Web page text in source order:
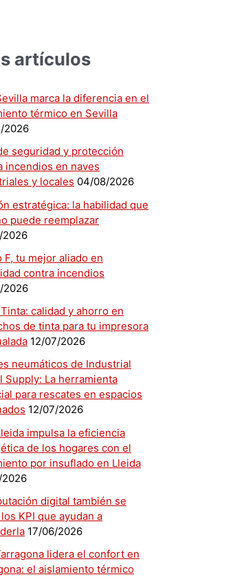
medio ambiente
artículos
marca la diferencia en el
térmico en Sevilla
2026
seguridad y protección
incendios en naves
y locales 04/08/2026
estratégica: la habilidad que
puede reemplazar
2026
F, tu mejor aliado en
contra incendios
2026
calidad y ahorro en
de tinta para tu impresora
12/07/2026
neumáticos de Industrial
Supply: La herramienta
para rescates en espacios
12/07/2026
impulsa la eficiencia
de los hogares con el
por insuflado en Lleida
2026
digital también se
KPI que ayudan a
17/06/2026
lidera el confort en
el aislamiento térmico